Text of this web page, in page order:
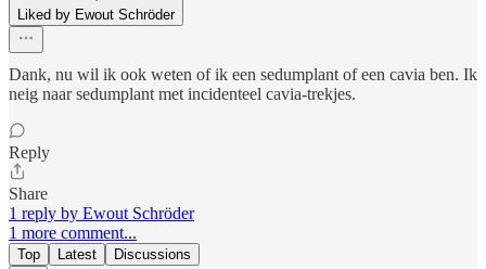
Liked by Ewout Schröder
Dank, nu wil ik ook weten of ik een sedumplant of een cavia ben. Ik
neig naar sedumplant met incidenteel cavia-trekjes.
Reply
Share
1 reply by Ewout Schröder
1 more comment...
Top Latest Discussions